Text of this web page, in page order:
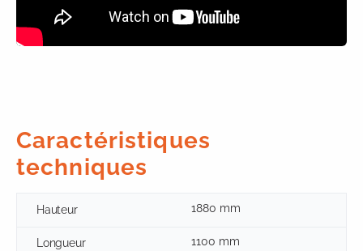
Caractéristiques
techniques
Hauteur 1880 mm
Longueur 1100 mm